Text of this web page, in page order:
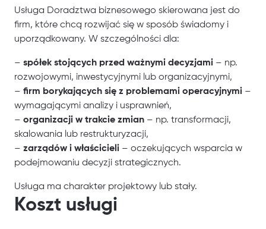
Usługa Doradztwa biznesowego skierowana jest do
firm, które chcą rozwijać się w sposób świadomy i
uporządkowany. W szczególności dla:
– spółek stojących przed ważnymi decyzjami – np.
rozwojowymi, inwestycyjnymi lub organizacyjnymi,
– firm borykających się z problemami operacyjnymi –
wymagającymi analizy i usprawnień,
– organizacji w trakcie zmian – np. transformacji,
skalowania lub restrukturyzacji,
– zarządów i właścicieli – oczekujących wsparcia w
podejmowaniu decyzji strategicznych.
Usługa ma charakter projektowy lub stały.
Koszt usługi